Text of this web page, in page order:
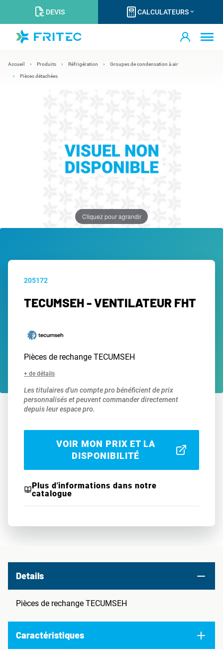
DEVIS CALCULATEURS
Accueil Produits Réfrigération Groupes de condensation à air
Pièces détachées
Cliquez pour agrandir
205172
TECUMSEH - VENTILATEUR FHT
Pièces de rechange TECUMSEH
+ de détails
Les titulaires d'un compte pro bénéficient de prix
personnalisés et peuvent commander directement
depuis leur espace pro.
VOIR MON PRIX ET LA
DISPONIBILITÉ
Plus d'informations dans notre
catalogue
Details
Pièces de rechange TECUMSEH
Caractéristiques